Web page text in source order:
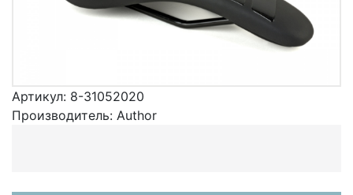
Артикул: 8-31052020
Производитель: Author